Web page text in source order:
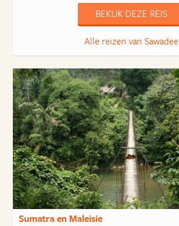
BEKIJK DEZE REIS
Alle reizen van Sawadee
Sumatra en Maleisie